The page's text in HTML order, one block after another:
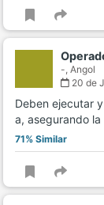
-, Angol
20 de
Deben ejecutar
a, asegurando
71% Similar